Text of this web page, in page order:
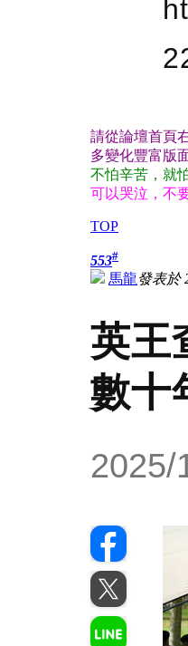
請從論壇首頁
多變化豐富版面
不怕辛苦，就
可以哭泣，不
TOP
553#
馬龍發表於
英王
數十
2025/